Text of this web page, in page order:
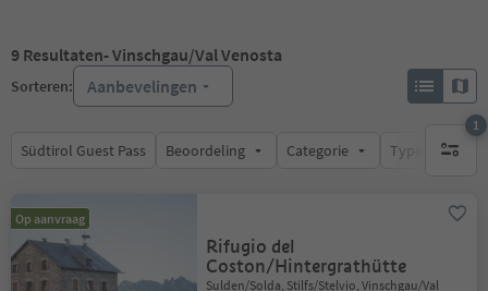
9 Resultaten- Vinschgau/Val Venosta
Sorteren: Aanbevelingen
Südtirol Guest Pass Beoordeling Categorie Type catering
1
1
Op aanvraag
Rifugio del
Coston/Hintergrathütte
Sulden/Solda, Stilfs/Stelvio, Vinschgau/Val